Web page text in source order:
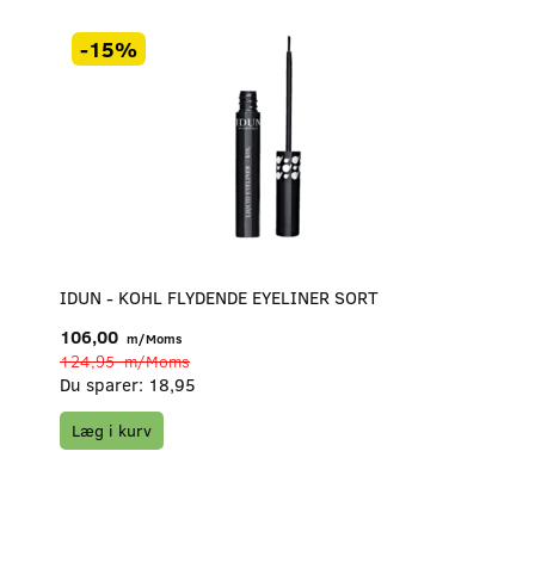
-15%
IDUN - KOHL FLYDENDE EYELINER SORT
106,00 m/Moms
124,95m/Moms
Du sparer: 18,95
Læg i kurv